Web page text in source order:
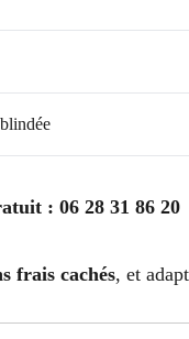
: 06 28 31 86 20
frais cachés, et